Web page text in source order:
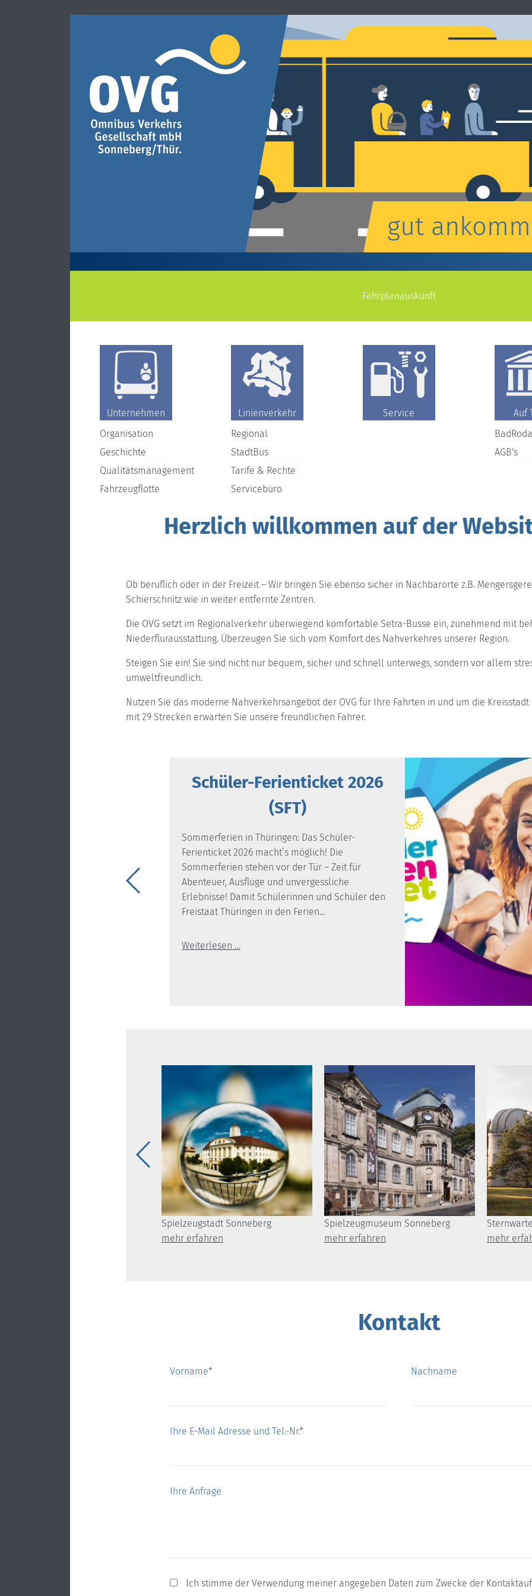
gut
Fahrplanauskunft
Unternehmen
Organisation
Geschichte
Qualitätsmanagement
Fahrzeugflotte
Linienverkehr
Regional
StadtBus
Tarife & Rechte
Servicebüro
Service
Auf
AGB's
Herzlich willkommen auf der
Ob beruflich oder in der Freizeit – Wir bringen Sie ebenso sicher in Nachbarorte z.B.
Schierschnitz wie in weiter entfernte Zentren.
Die OVG setzt im Regionalverkehr überwiegend komfortable Setra-Busse ein, zunehmend mit
Niederflurausstattung. Überzeugen Sie sich vom Komfort des Nahverkehres unserer Region.
Steigen Sie ein! Sie sind nicht nur bequem, sicher und schnell unterwegs, sondern vor allem
umweltfreundlich.
Nutzen Sie das moderne Nahverkehrsangebot der OVG für Ihre Fahrten in und um die
mit 29 Strecken erwarten Sie unsere freundlichen Fahrer.
Schüler-Ferienticket 2026
(SFT)
Sommerferien in Thüringen: Das Schüler-
Ferienticket 2026 macht’s möglich! Die
Sommerferien stehen vor der Tür – Zeit für
Abenteuer, Ausflüge und unvergessliche
Erlebnisse! Damit Schülerinnen und Schüler den
Freistaat Thüringen in den Ferien...
Weiterlesen …
Spielzeugstadt Sonneberg
mehr erfahren
Spielzeugmuseum Sonneberg
mehr erfahren
mehr
Kontakt
Vorname* Nachname
Ihre E-Mail Adresse und Tel.-Nr.*
Ihre Anfrage
Ich stimme der Verwendung meiner angegeben Daten zum Zwecke der